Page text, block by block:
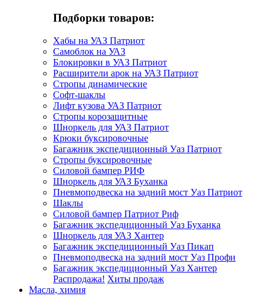
Подборки товаров:
Хабы на УАЗ Патриот
Самоблок на УАЗ
Блокировки в УАЗ Патриот
Расширители арок на УАЗ Патриот
Стропы динамические
Софт-шаклы
Лифт кузова УАЗ Патриот
Стропы корозащитные
Шноркель для УАЗ Патриот
Крюки буксировочные
Багажник экспедиционный Уаз Патриот
Стропы буксировочные
Силовой бампер РИФ
Шноркель для УАЗ Буханка
Пневмоподвеска на задний мост Уаз Патриот
Шаклы
Силовой бампер Патриот Риф
Багажник экспедиционный Уаз Буханка
Шноркель для УАЗ Хантер
Багажник экспедиционный Уаз Пикап
Пневмоподвеска на задний мост Уаз Профи
Багажник экспедиционный Уаз Хантер
Распродажа! Хиты продаж
Масла, химия